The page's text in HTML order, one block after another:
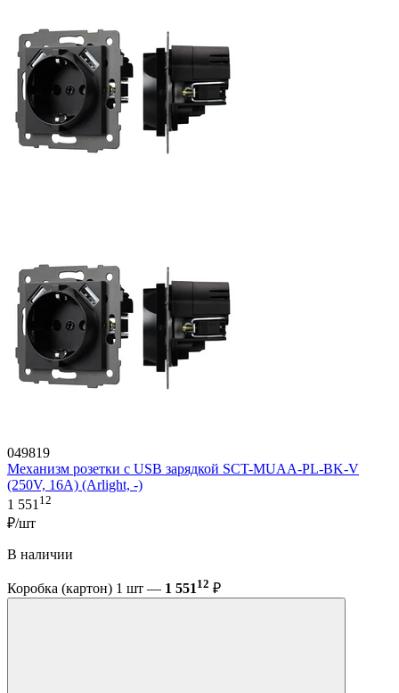
049819
Механизм розетки с USB зарядкой SCT-MUAA-PL-BK-V
(250V, 16A) (Arlight, -)
1 551 12
₽/шт
В наличии
Коробка (картон) 1 шт — 1 55112 ₽